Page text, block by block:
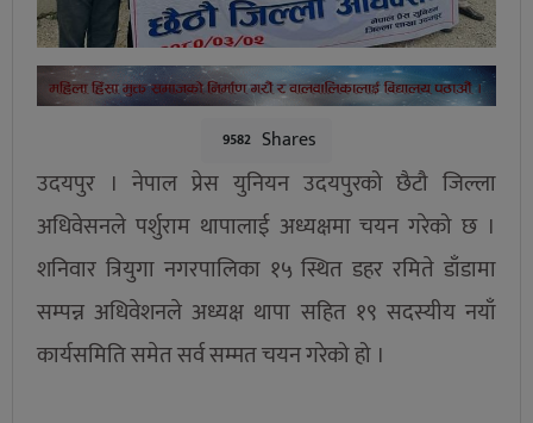
9582 Shares
उदयपुर । नेपाल प्रेस युनियन उदयपुरको छैटौ जिल्ला
अधिवेसनले पर्शुराम थापालाई अध्यक्षमा चयन गरेको छ ।
शनिवार त्रियुगा नगरपालिका १५ स्थित डहर रमिते डाँडामा
सम्पन्न अधिवेशनले अध्यक्ष थापा सहित १९ सदस्यीय नयाँ
कार्यसमिति समेत सर्व सम्मत चयन गरेको हो ।